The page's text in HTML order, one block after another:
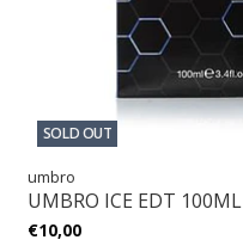
SOLD OUT
umbro
UMBRO ICE EDT 100ML
€10,00